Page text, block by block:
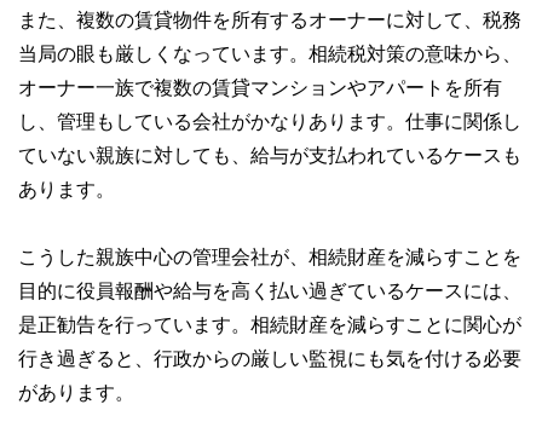
また、複数の賃貸物件を所有するオーナーに対して、税務
当局の眼も厳しくなっています。相続税対策の意味から、
オーナー一族で複数の賃貸マンションやアパートを所有
し、管理もしている会社がかなりあります。仕事に関係し
ていない親族に対しても、給与が支払われているケースも
あります。
こうした親族中心の管理会社が、相続財産を減らすことを
目的に役員報酬や給与を高く払い過ぎているケースには、
是正勧告を行っています。相続財産を減らすことに関心が
行き過ぎると、行政からの厳しい監視にも気を付ける必要
があります。